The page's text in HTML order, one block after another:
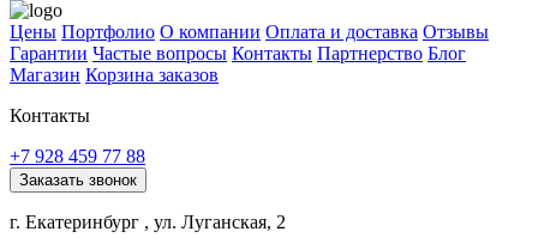
Цены Портфолио О компании Оплата и доставка Отзывы
Гарантии Частые вопросы Контакты Партнерство Блог
Магазин Корзина заказов
Контакты
+7 928 459 77 88
Заказать звонок
г. Екатеринбург , ул. Луганская, 2